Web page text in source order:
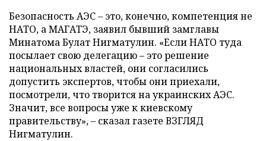
Безопасность АЭС – это, конечно, компетенция не
НАТО, а МАГАТЭ, заявил бывший замглавы
Минатома Булат Нигматулин. «Если НАТО туда
посылает свою делегацию – это решение
национальных властей, они согласились
допустить экспертов, чтобы они приехали,
посмотрели, что творится на украинских АЭС.
Значит, все вопросы уже к киевскому
правительству», – сказал газете ВЗГЛЯД
Нигматулин.